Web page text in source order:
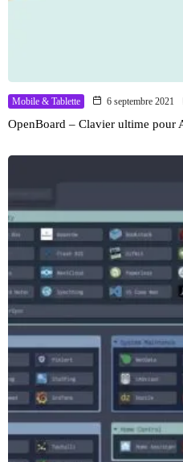
Mobile & Tablette 6 septembre 2021
OpenBoard – Clavier ultime pour